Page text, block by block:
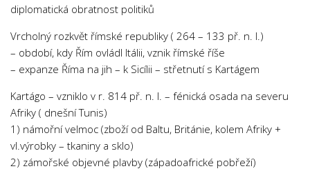
diplomatická obratnost politiků
Vrcholný rozkvět římské republiky ( 264 – 133 př. n. l.)
– období, kdy Řím ovládl Itálii, vznik římské říše
– expanze Říma na jih – k Sicílii – střetnutí s Kartágem
Kartágo – vzniklo v r. 814 př. n. l. – fénická osada na severu
Afriky ( dnešní Tunis)
1) námořní velmoc (zboží od Baltu, Británie, kolem Afriky +
vl.výrobky – tkaniny a sklo)
2) zámořské objevné plavby (západoafrické pobřeží)